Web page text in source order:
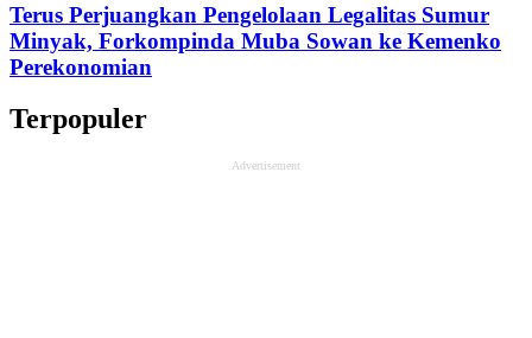
Terus Perjuangkan Pengelolaan Legalitas Sumur
Minyak, Forkompinda Muba Sowan ke Kemenko
Perekonomian
Terpopuler
Advertisement